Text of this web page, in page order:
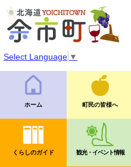
Select Language ▼
ホーム 町民の皆様へ
くらしのガイド 観光・イベント情報